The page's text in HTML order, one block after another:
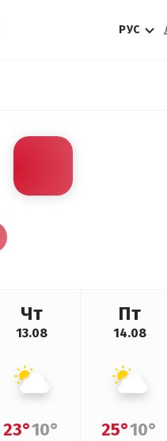
РУС
Чт
13.08
23°10°
Пт
14.08
25°10°